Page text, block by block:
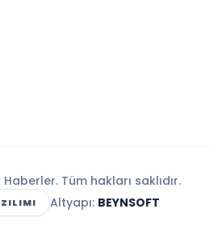
Tüm hakları saklıdır.
Altyapı: BEYNSOFT